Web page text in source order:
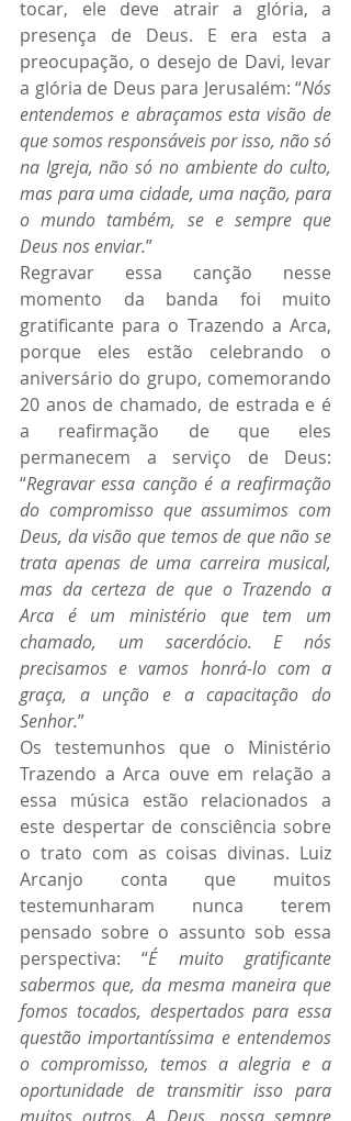
tocar, ele deve atrair a glória, a
presença de Deus. E era esta a
preocupação, o desejo de Davi, levar
a glória de Deus para Jerusalém: “Nós
entendemos e abraçamos esta visão de
que somos responsáveis por isso, não só
na Igreja, não só no ambiente do culto,
mas para uma cidade, uma nação, para
o mundo também, se e sempre que
Deus nos enviar.”
Regravar essa canção nesse
momento da banda foi muito
gratificante para o Trazendo a Arca,
porque eles estão celebrando o
aniversário do grupo, comemorando
20 anos de chamado, de estrada e é
a reafirmação de que eles
permanecem a serviço de Deus:
“Regravar essa canção é a reafirmação
do compromisso que assumimos com
Deus, da visão que temos de que não se
trata apenas de uma carreira musical,
mas da certeza de que o Trazendo a
Arca é um ministério que tem um
chamado, um sacerdócio. E nós
precisamos e vamos honrá-lo com a
graça, a unção e a capacitação do
Senhor.”
Os testemunhos que o Ministério
Trazendo a Arca ouve em relação a
essa música estão relacionados a
este despertar de consciência sobre
o trato com as coisas divinas. Luiz
Arcanjo conta que muitos
testemunharam nunca terem
pensado sobre o assunto sob essa
perspectiva: “É muito gratificante
sabermos que, da mesma maneira que
fomos tocados, despertados para essa
questão importantíssima e entendemos
o compromisso, temos a alegria e a
oportunidade de transmitir isso para